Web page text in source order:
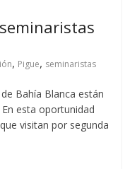
, Pigue, seminaristas
Bahía Blanca están
esta oportunidad
visitan por segunda